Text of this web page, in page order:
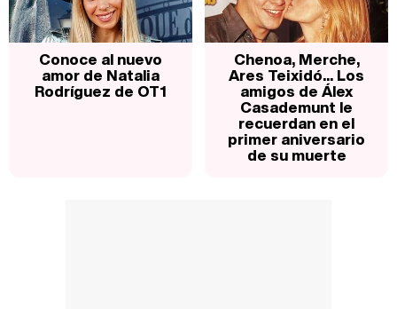
Conoce al nuevo
amor de Natalia
Rodríguez de OT1
Chenoa, Merche,
Ares Teixidó... Los
amigos de Álex
Casademunt le
recuerdan en el
primer aniversario
de su muerte